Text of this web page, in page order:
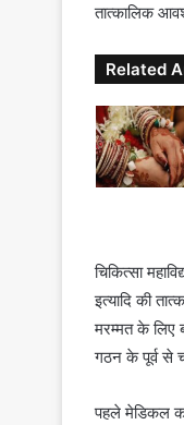
तात्कालिक
Related
चिकित्सा
इत्यादि की
मरम्मत के लिए
गठन के पूर्व से
पहले मेडिकल